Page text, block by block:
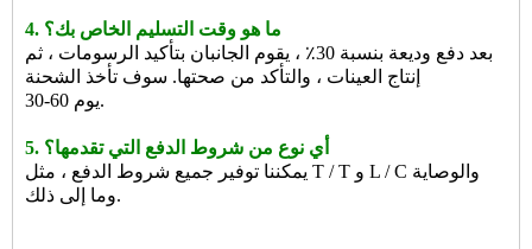
4. ما هو وقت التسليم الخاص بك؟
بعد دفع وديعة بنسبة 30٪ ، يقوم الجانبان بتأكيد الرسومات ، ثم
إنتاج العينات ، والتأكد من صحتها. سوف تأخذ الشحنة
30-60 يوم.
5. أي نوع من شروط الدفع التي تقدمها؟
يمكننا توفير جميع شروط الدفع ، مثل T / T و L / C والوصاية
وما إلى ذلك.